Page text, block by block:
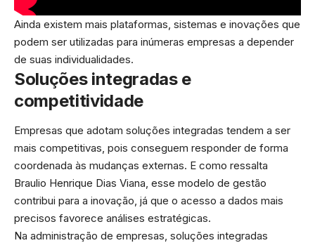
Ainda existem mais plataformas, sistemas e inovações que
podem ser utilizadas para inúmeras empresas a depender
de suas individualidades.
Soluções integradas e
competitividade
Empresas que adotam soluções integradas tendem a ser
mais competitivas, pois conseguem responder de forma
coordenada às mudanças externas. E como ressalta
Braulio Henrique Dias Viana, esse modelo de gestão
contribui para a inovação, já que o acesso a dados mais
precisos favorece análises estratégicas.
Na administração de empresas, soluções integradas